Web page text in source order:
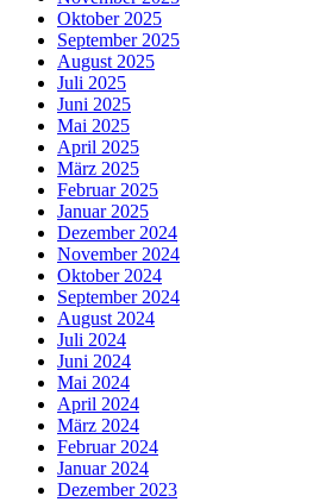
Oktober 2025
September 2025
August 2025
Juli 2025
Juni 2025
Mai 2025
April 2025
März 2025
Februar 2025
Januar 2025
Dezember 2024
November 2024
Oktober 2024
September 2024
August 2024
Juli 2024
Juni 2024
Mai 2024
April 2024
März 2024
Februar 2024
Januar 2024
Dezember 2023